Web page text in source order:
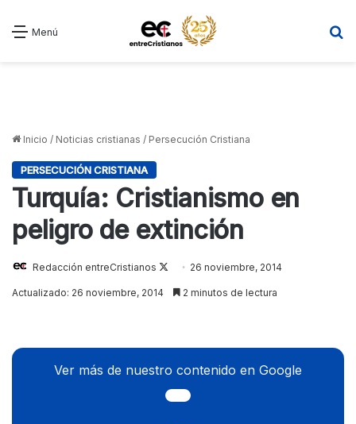
Menú
Inicio / Noticias cristianas / Persecución Cristiana
PERSECUCIÓN CRISTIANA
Turquía: Cristianismo en
peligro de extinción
Redacción entreCristianos
Follow
on
26 noviembre, 2014
Actualizado: 26 noviembre, 2014 2 minutos de lectura
Ver más de nuestro contenido en Google